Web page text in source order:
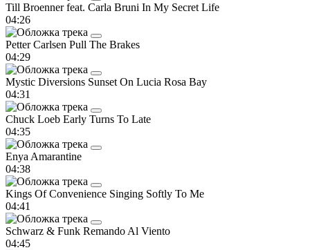
Till Broenner feat. Carla Bruni In My Secret Life
04:26
Petter Carlsen Pull The Brakes
04:29
Mystic Diversions Sunset On Lucia Rosa Bay
04:31
Chuck Loeb Early Turns To Late
04:35
Enya Amarantine
04:38
Kings Of Convenience Singing Softly To Me
04:41
Schwarz & Funk Remando Al Viento
04:45